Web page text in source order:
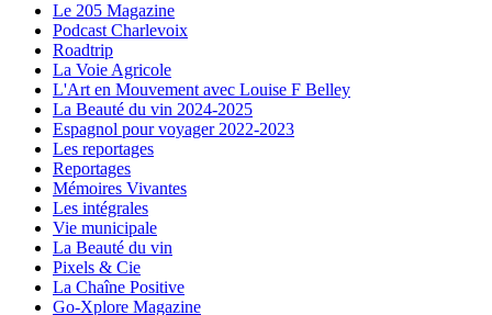
Le 205 Magazine
Podcast Charlevoix
Roadtrip
La Voie Agricole
L'Art en Mouvement avec Louise F Belley
La Beauté du vin 2024-2025
Espagnol pour voyager 2022-2023
Les reportages
Reportages
Mémoires Vivantes
Les intégrales
Vie municipale
La Beauté du vin
Pixels & Cie
La Chaîne Positive
Go-Xplore Magazine